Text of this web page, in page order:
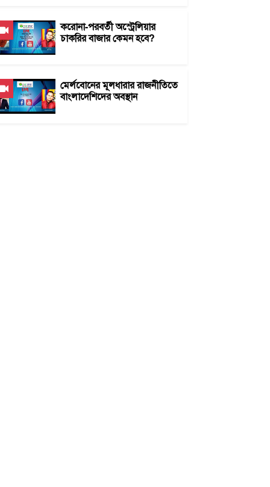
করোনা-পরবর্তী অস্ট্রেলিয়ার
চাকরির বাজার কেমন হবে?
মের্লবোনের মূলধারার রাজনীতিতে
বাংলাদেশিদের অবস্থান